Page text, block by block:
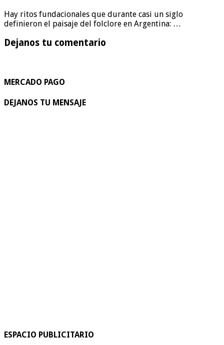
Hay ritos fundacionales que durante casi un siglo
definieron el paisaje del folclore en Argentina: …
Dejanos tu comentario
MERCADO PAGO
DEJANOS TU MENSAJE
ESPACIO PUBLICITARIO